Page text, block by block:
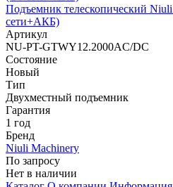
Подъемник телескопический
сети+АКБ)
Артикул
NU-PT-GTWY12.2000AC/DC
Состояние
Новый
Тип
Двухместный подъемник
Гарантия
1 год
Бренд
Niuli Machinery
По запросу
Нет в наличии